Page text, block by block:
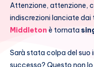
Attenzione, attenzione,
indiscrezioni lanciate
Middleton è tornata
Sarà stata colpa del suo
successo? Questo non